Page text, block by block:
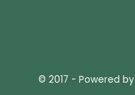
© 2017 - Powered by